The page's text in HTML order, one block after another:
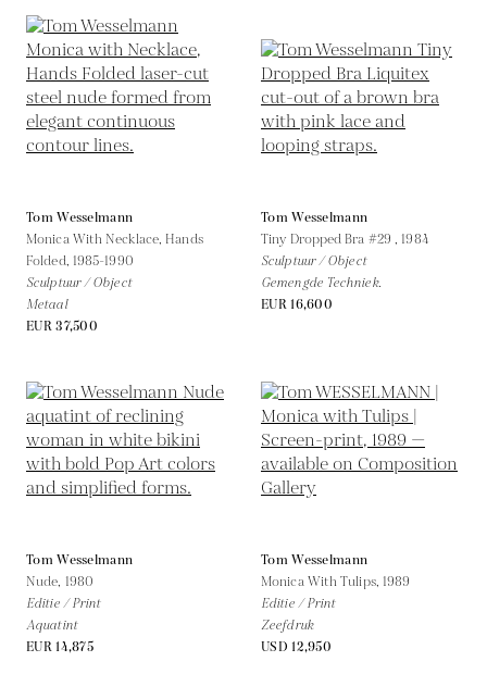
Tom Wesselmann
Monica With Necklace, Hands
Folded, 1985-1990
Sculptuur / Object
Metaal
EUR 37,500
Tom Wesselmann
Tiny Dropped Bra #29 ,1984
Sculptuur / Object
Gemengde Techniek.
EUR 16,600
Tom Wesselmann
Nude, 1980
Editie / Print
Aquatint
EUR 14,875
Tom Wesselmann
Monica With Tulips, 1989
Editie / Print
Zeefdruk
USD 12,950